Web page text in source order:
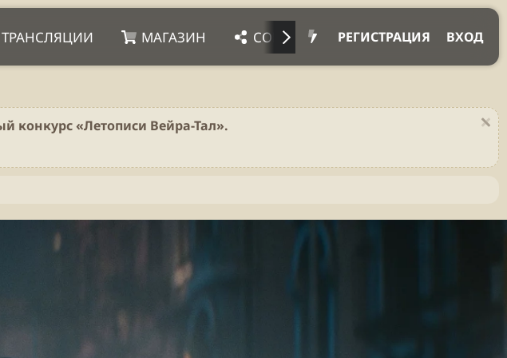
ТРАНСЛЯЦИИ МАГАЗИН СОЦ. СЕТИ ПРОЧЕЕ ВХОД
РЕГИСТРАЦИЯ
конкурс «Летописи Вейра-Тал».